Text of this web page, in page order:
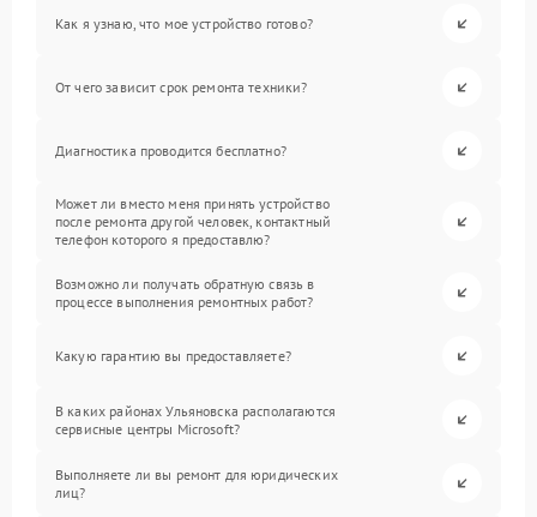
Как я узнаю, что мое устройство готово?
От чего зависит срок ремонта техники?
Диагностика проводится бесплатно?
Может ли вместо меня принять устройство
после ремонта другой человек, контактный
телефон которого я предоставлю?
Возможно ли получать обратную связь в
процессе выполнения ремонтных работ?
Какую гарантию вы предоставляете?
В каких районах Ульяновска располагаются
сервисные центры Microsoft?
Выполняете ли вы ремонт для юридических
лиц?